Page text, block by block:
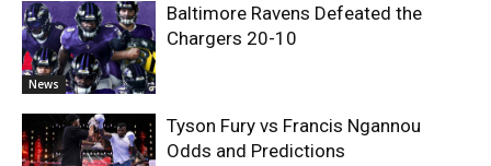
News
Baltimore Ravens Defeated the
Chargers 20-10
Tyson Fury vs Francis Ngannou
Odds and Predictions